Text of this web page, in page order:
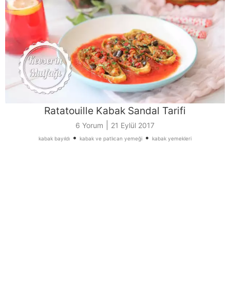
Ratatouille Kabak Sandal Tarifi
6 Yorum 21 Eylül 2017
kabak bayıldı • kabak ve patlıcan yemeği • kabak yemekleri